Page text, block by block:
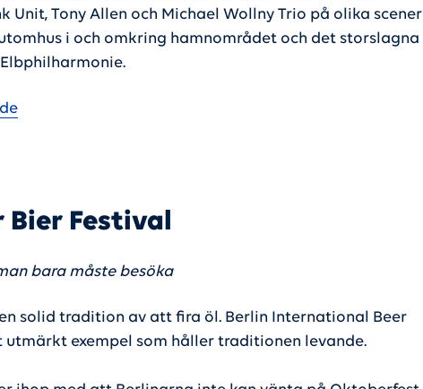
Unit, Tony Allen och Michael Wollny Trio på olika scener
i och omkring hamnområdet och det storslagna
Bier Festival
bara måste besöka
solid tradition av att fira öl. Berlin International Beer
utmärkt exempel som håller traditionen levande.